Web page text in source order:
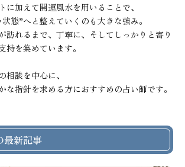
に加えて開運風水を用いることで、
態”へと整えていくのも大きな強み。
訪れるまで、丁寧に、そしてしっかりと寄り
持を集めています。
相談を中心に、
な指針を求める方におすすめの占い師です。
最新記事